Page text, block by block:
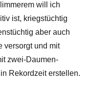
will ich
ist, kriegstüchtig
aber auch
versorgt und mit
zwei-Daumen-
Rekordzeit erstellen.